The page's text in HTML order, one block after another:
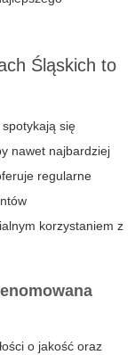
Śląskich to
się
nawet najbardziej
regularne
korzystaniem z
o jakość oraz